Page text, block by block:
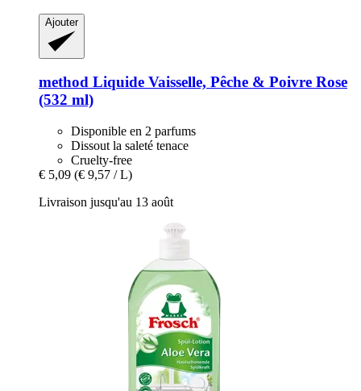
Ajouter
method Liquide Vaisselle, Pêche & Poivre Rose
(532 ml)
Disponible en 2 parfums
Dissout la saleté tenace
Cruelty-free
€ 5,09 (€ 9,57 / L)
Livraison jusqu'au 13 août